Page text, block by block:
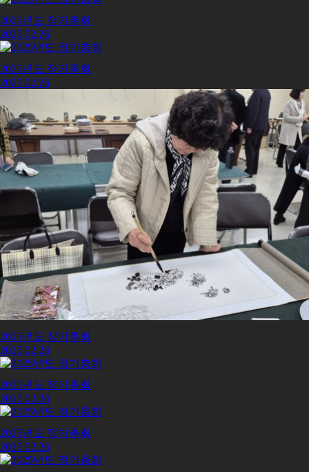
2025년도 정기총회
2025.02.26
2025년도 정기총회
2025.02.26
2025년도 정기총회
2025.02.26
2025년도 정기총회
2025.02.26
2025년도 정기총회
2025.02.26